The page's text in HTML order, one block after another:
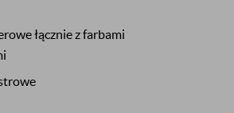
łącznie z farbami